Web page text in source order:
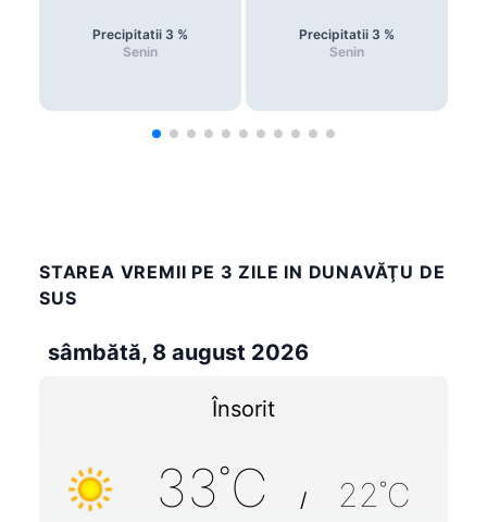
Precipitatii 3 %
Senin
Precipitatii 3 %
Senin
STAREA VREMII PE 3 ZILE IN DUNAVĂŢU DE
SUS
sâmbătă, 8 august 2026
Însorit
33˚C / 22˚C